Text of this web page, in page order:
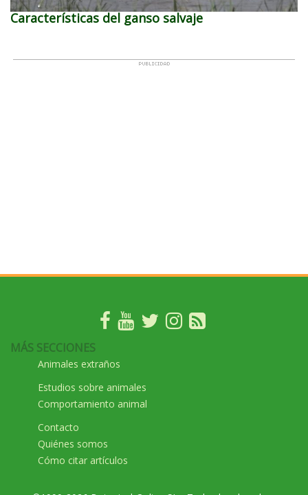
Características del ganso salvaje
MÁS SECCIONES
Animales extraños
Estudios sobre animales
Comportamiento animal
Contacto
Quiénes somos
Cómo citar artículos